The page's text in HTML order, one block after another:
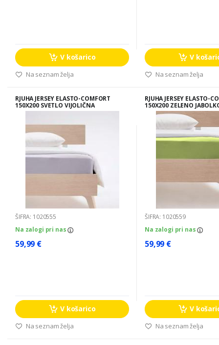
V košarico
Na seznam želja
V
Na seznam želja
RJUHA JERSEY ELASTO-COMFORT
150X200 SVETLO VIJOLIČNA
ŠIFRA: 1020555
Na zalogi pri nas
59,99 €
V košarico
Na seznam želja
RJUHA JERSEY ELASTO-
150X200 ZELENO
ŠIFRA: 1020559
Na zalogi pri nas
59,99 €
V
Na seznam želja